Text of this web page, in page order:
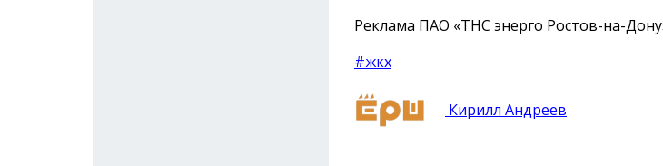
Реклама ПАО «ТНС энерго Ростов-на-
#жкх
Кирилл Андреев